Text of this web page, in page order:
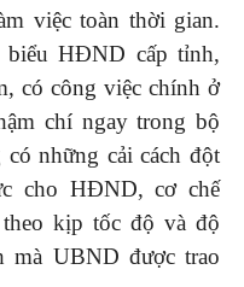
việc toàn thời gian.
HĐND cấp tỉnh,
có công việc chính ở
chí ngay trong bộ
những cải cách đột
cho HĐND, cơ chế
kịp tốc độ và độ
mà UBND được trao